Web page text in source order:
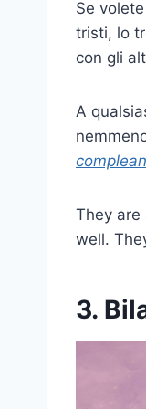
Se
tristi, lo
con gli
A
They are
well.
3.